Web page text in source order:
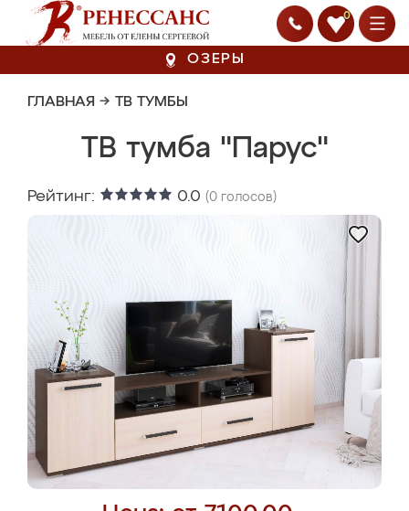
0
ОЗЕРЫ
ГЛАВНАЯ → ТВ ТУМБЫ
ТВ тумба "Парус"
Рейтинг: 0.0 (0 голосов)